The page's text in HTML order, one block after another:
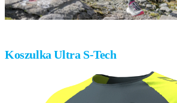
Koszulka Ultra S-Tech